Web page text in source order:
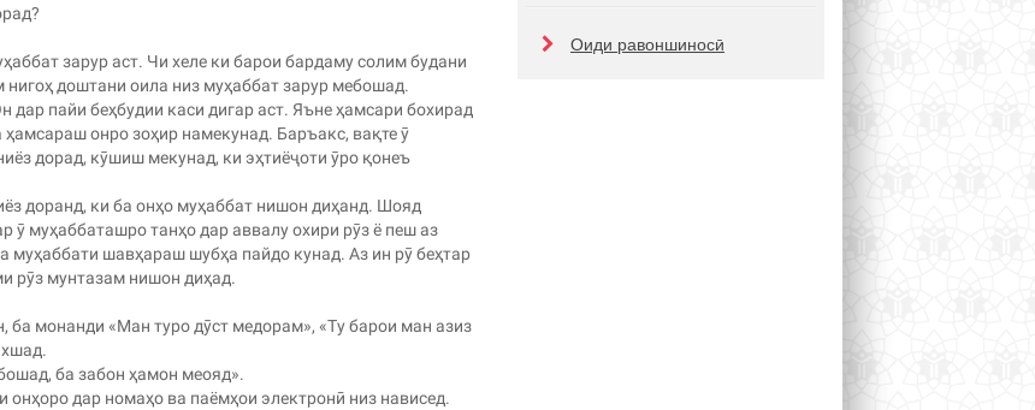
зарур аст. Чи хеле ки барои бардаму солим будани
доштани оила низ муҳаббат зарур мебошад.
пайи беҳбудии каси дигар аст. Яъне ҳамсари бохирад
онро зоҳир намекунад. Баръакс, вақте ӯ
дорад, кӯшиш мекунад, ки эҳтиёҷоти ӯро қонеъ
доранд, ки ба онҳо муҳаббат нишон диҳанд. Шояд
ӯ муҳаббаташро танҳо дар аввалу охири рӯз ё пеш аз
муҳаббати шавҳараш шубҳа пайдо кунад. Аз ин рӯ беҳтар
рӯз мунтазам нишон диҳад.
ба монанди «Ман туро дӯст медорам», «Ту барои ман азиз
ба забон ҳамон меояд».
онҳоро дар номаҳо ва паёмҳои электронӣ низ нависед.
Оиди равоншиносӣ